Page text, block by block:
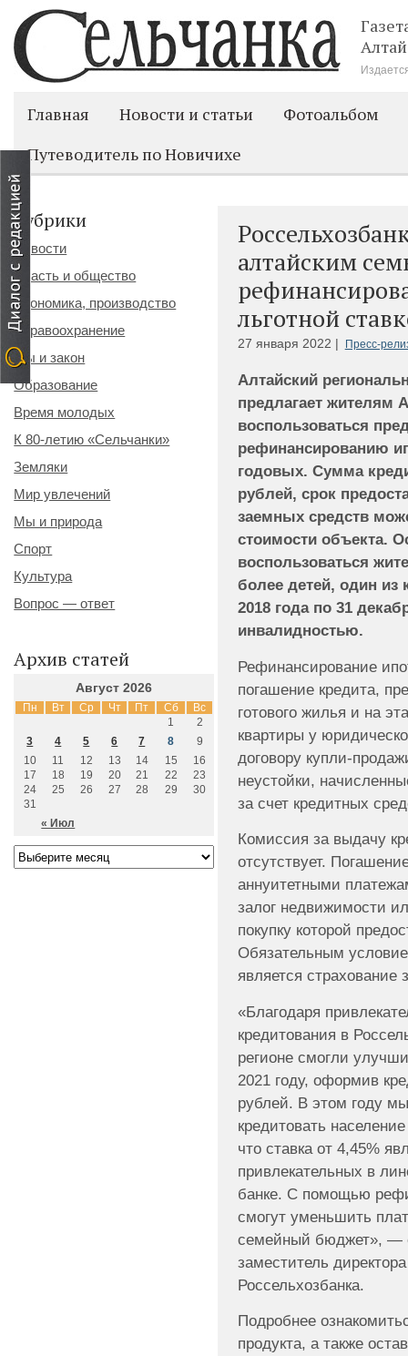
Главная Новости и статьи
Фотоальбом
Путеводитель по Новичихе
алтайским
льготной
27 января 2022 | Пресс-
Алтайский
предлагает жителям
воспользоваться
рефинансированию
годовых. Сумма
рублей, срок
заемных средств
стоимости объекта.
воспользоваться
более детей, один из
2018 года по 31
инвалидностью.
Рефинансирование
погашение кредита,
готового жилья и на
квартиры у
договору купли-
неустойки,
за счет кредитных
Комиссия за выдачу
отсутствует.
аннуитетными
залог недвижимости
покупку которой
Обязательным
является страхование
«Благодаря
кредитования в
регионе смогли
2021 году, оформив
рублей. В этом году
кредитовать
что ставка от 4,45%
привлекательных в
банке. С помощью
смогут уменьшить
семейный бюджет», —
заместитель
Россельхозбанка.
Подробнее
продукта, а также
Рубрики
Новости
Власть и общество
Экономика, производство
Здравоохранение
Мы и закон
Образование
Время молодых
К 80-летию «Сельчанки»
Земляки
Мир увлечений
Мы и природа
Спорт
Культура
Вопрос — ответ
Архив статей
Август 2026
Пн Вт Ср Чт Пт Сб Вс
« Июл
1
2
3
4 5 6 7 8
9
10
11 12 13 14 15
16
17
18 19 20 21 22
23
24
25 26 27 28 29
30
31